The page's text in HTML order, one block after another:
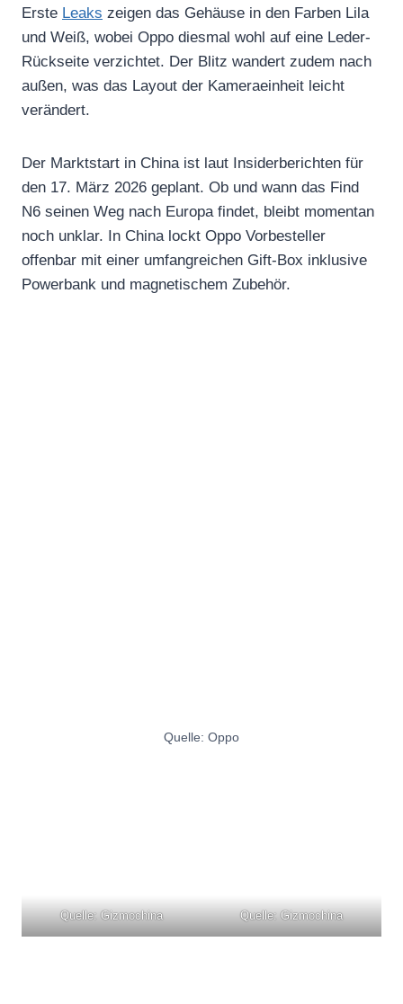
Erste Leaks zeigen das Gehäuse in den Farben Lila
und Weiß, wobei Oppo diesmal wohl auf eine Leder-
Rückseite verzichtet. Der Blitz wandert zudem nach
außen, was das Layout der Kameraeinheit leicht
verändert.
Der Marktstart in China ist laut Insiderberichten für
den 17. März 2026 geplant. Ob und wann das Find
N6 seinen Weg nach Europa findet, bleibt momentan
noch unklar. In China lockt Oppo Vorbesteller
offenbar mit einer umfangreichen Gift-Box inklusive
Powerbank und magnetischem Zubehör.
Quelle: Oppo
Quelle: Gizmochina Quelle: Gizmochina